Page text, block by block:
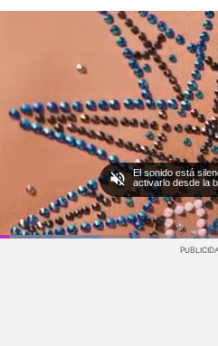
/
Loaded
El sonido está
activarlo desde la